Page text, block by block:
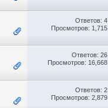
Ответов: 4
Просмотров: 1,715
Ответов: 26
Просмотров: 16,668
Ответов: 2
Просмотров: 2,879